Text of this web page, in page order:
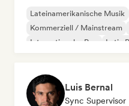
Lateinamerikanische Musik
Kommerziell / Mainstream
Internationaler Pop
Latin
Luis Bernal
Sync Supervisor